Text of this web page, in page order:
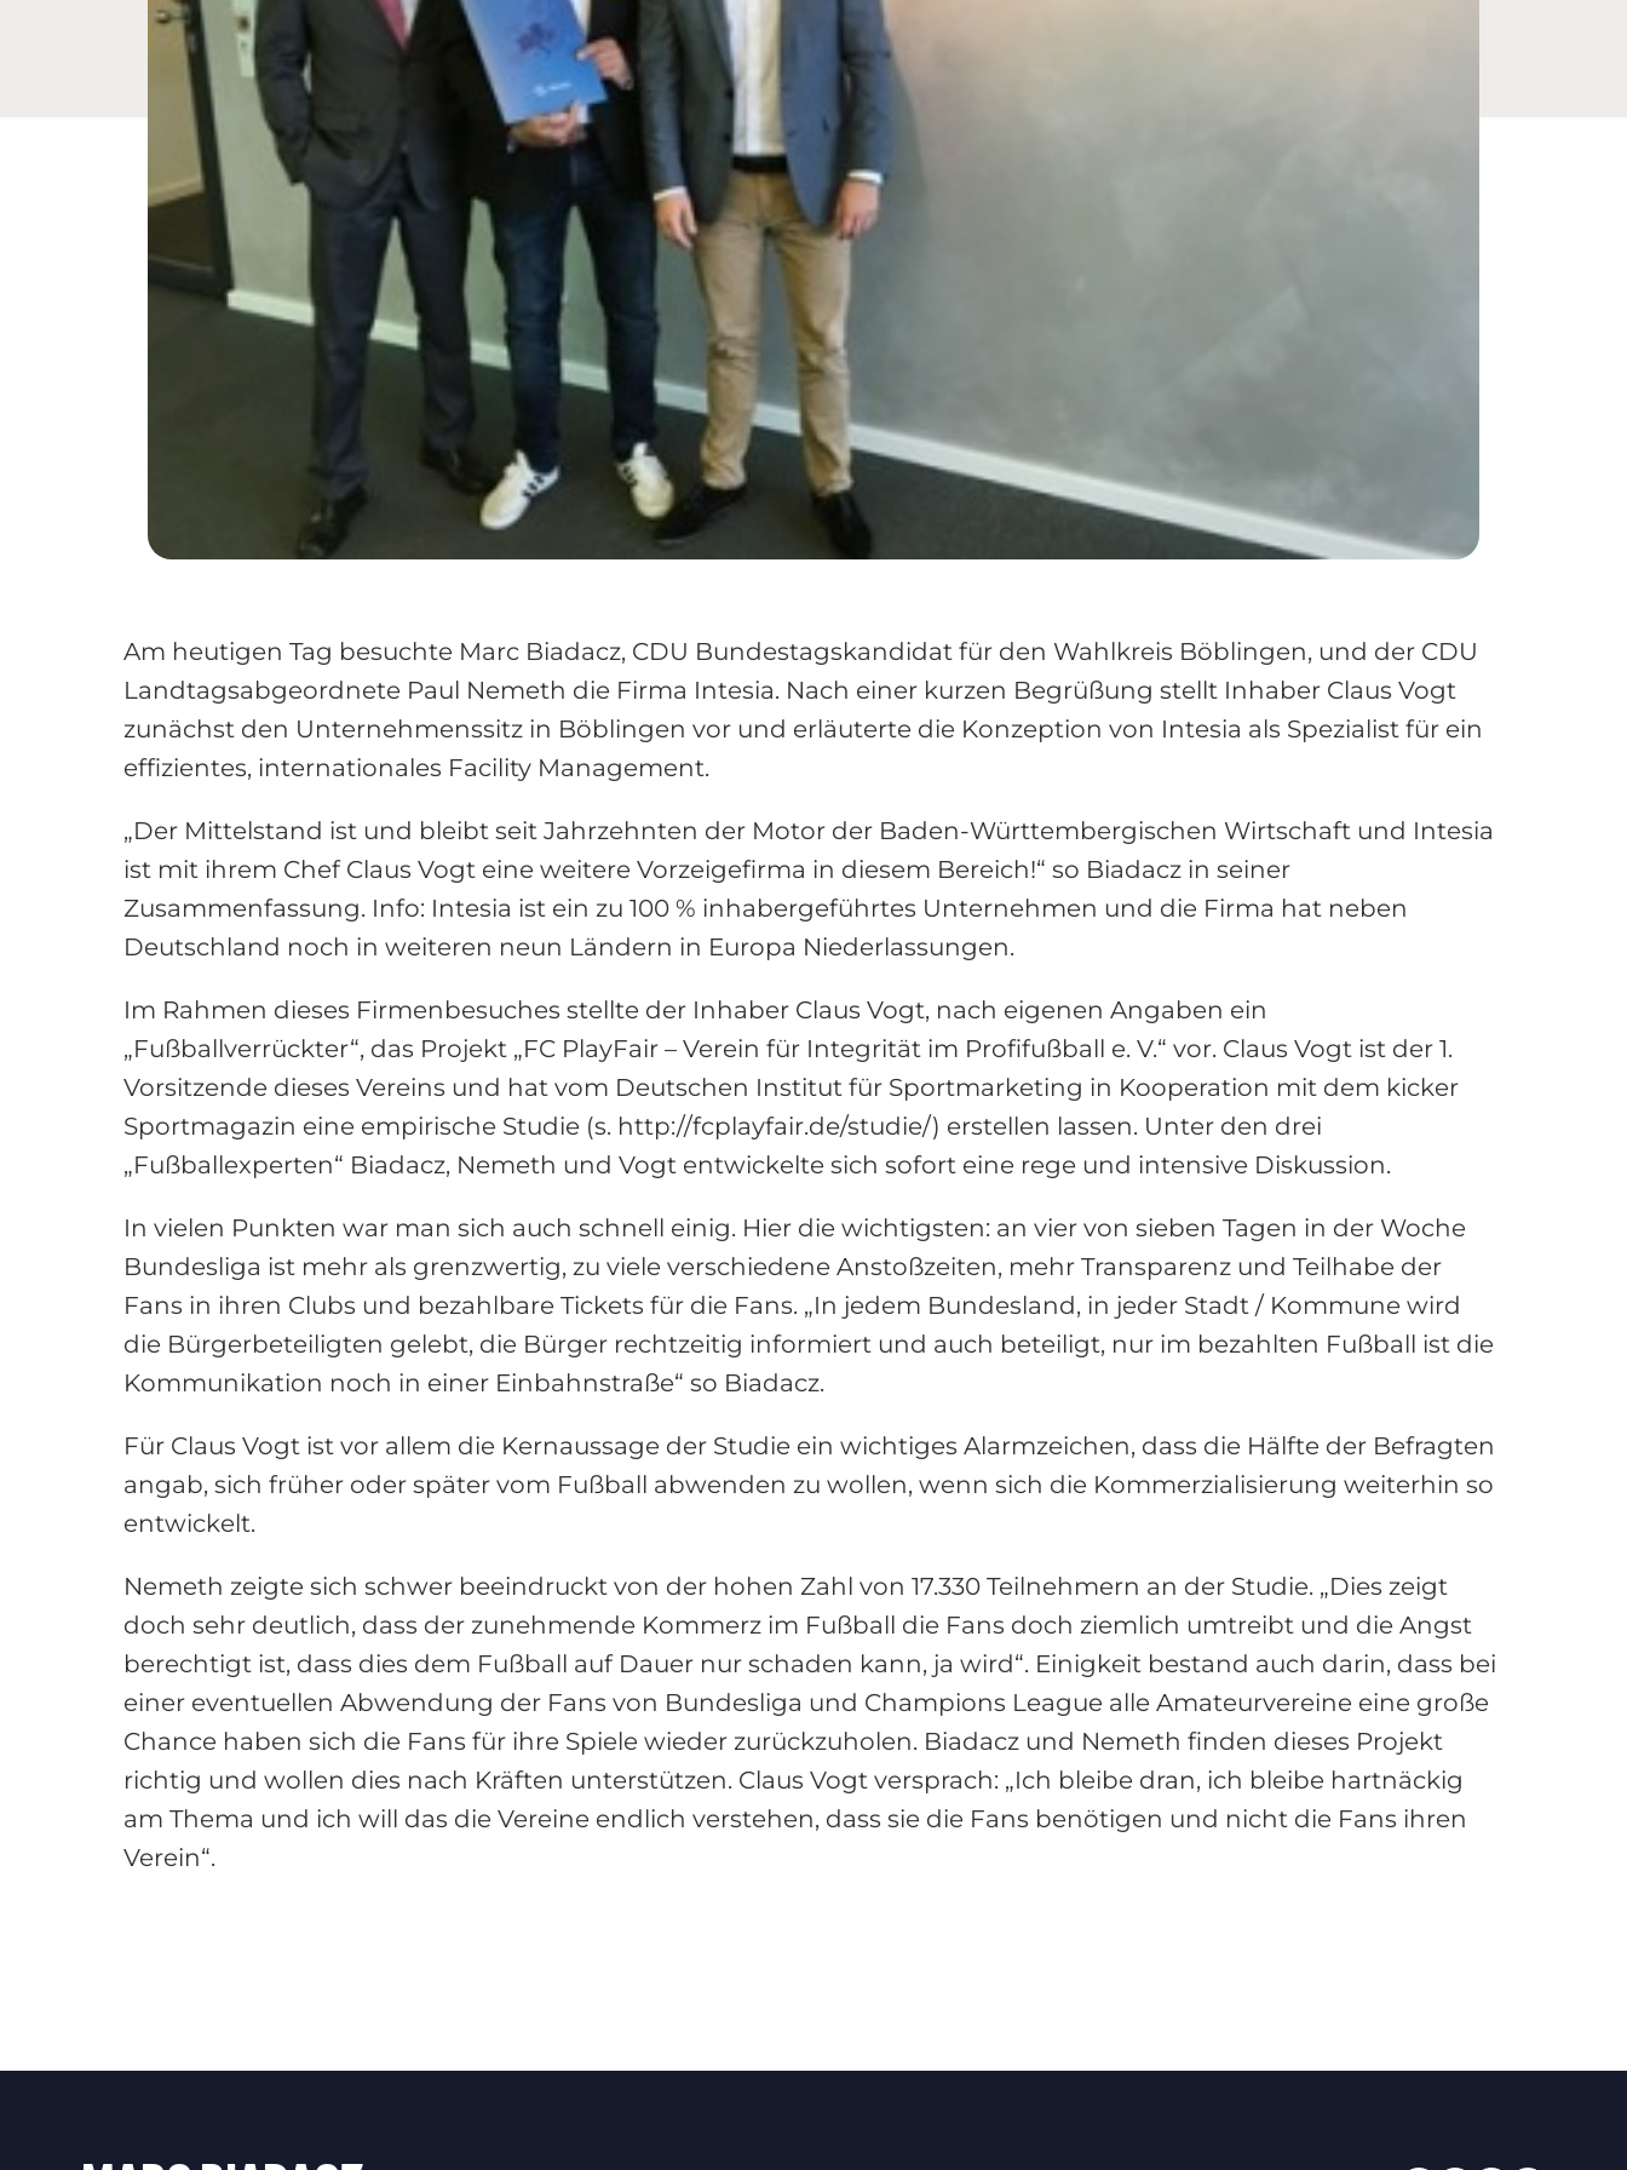
Am heutigen Tag besuchte Marc Biadacz, CDU Bundestagskandidat für den Wahlkreis Böblingen, und der CDU
Landtagsabgeordnete Paul Nemeth die Firma Intesia. Nach einer kurzen Begrüßung stellt Inhaber Claus Vogt
zunächst den Unternehmenssitz in Böblingen vor und erläuterte die Konzeption von Intesia als Spezialist für ein
effizientes, internationales Facility Management.
„Der Mittelstand ist und bleibt seit Jahrzehnten der Motor der Baden-Württembergischen Wirtschaft und Intesia
ist mit ihrem Chef Claus Vogt eine weitere Vorzeigefirma in diesem Bereich!“ so Biadacz in seiner
Zusammenfassung. Info: Intesia ist ein zu 100 % inhabergeführtes Unternehmen und die Firma hat neben
Deutschland noch in weiteren neun Ländern in Europa Niederlassungen.
Im Rahmen dieses Firmenbesuches stellte der Inhaber Claus Vogt, nach eigenen Angaben ein
„Fußballverrückter“, das Projekt „FC PlayFair – Verein für Integrität im Profifußball e. V.“ vor. Claus Vogt ist der 1.
Vorsitzende dieses Vereins und hat vom Deutschen Institut für Sportmarketing in Kooperation mit dem kicker
Sportmagazin eine empirische Studie (s. http://fcplayfair.de/studie/) erstellen lassen. Unter den drei
„Fußballexperten“ Biadacz, Nemeth und Vogt entwickelte sich sofort eine rege und intensive Diskussion.
In vielen Punkten war man sich auch schnell einig. Hier die wichtigsten: an vier von sieben Tagen in der Woche
Bundesliga ist mehr als grenzwertig, zu viele verschiedene Anstoßzeiten, mehr Transparenz und Teilhabe der
Fans in ihren Clubs und bezahlbare Tickets für die Fans. „In jedem Bundesland, in jeder Stadt / Kommune wird
die Bürgerbeteiligten gelebt, die Bürger rechtzeitig informiert und auch beteiligt, nur im bezahlten Fußball ist die
Kommunikation noch in einer Einbahnstraße“ so Biadacz.
Für Claus Vogt ist vor allem die Kernaussage der Studie ein wichtiges Alarmzeichen, dass die Hälfte der Befragten
angab, sich früher oder später vom Fußball abwenden zu wollen, wenn sich die Kommerzialisierung weiterhin so
entwickelt.
Nemeth zeigte sich schwer beeindruckt von der hohen Zahl von 17.330 Teilnehmern an der Studie. „Dies zeigt
doch sehr deutlich, dass der zunehmende Kommerz im Fußball die Fans doch ziemlich umtreibt und die Angst
berechtigt ist, dass dies dem Fußball auf Dauer nur schaden kann, ja wird“. Einigkeit bestand auch darin, dass bei
einer eventuellen Abwendung der Fans von Bundesliga und Champions League alle Amateurvereine eine große
Chance haben sich die Fans für ihre Spiele wieder zurückzuholen. Biadacz und Nemeth finden dieses Projekt
richtig und wollen dies nach Kräften unterstützen. Claus Vogt versprach: „Ich bleibe dran, ich bleibe hartnäckig
am Thema und ich will das die Vereine endlich verstehen, dass sie die Fans benötigen und nicht die Fans ihren
Verein“.